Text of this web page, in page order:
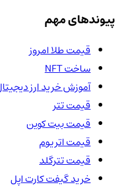
پیوندهای مهم
قیمت طلا امروز
ساخت NFT
آموزش خرید ارز دیجیتال
قیمت تتر
قیمت بیت کوین
قیمت اتریوم
قیمت تترگلد
خرید گیفت کارت اپل